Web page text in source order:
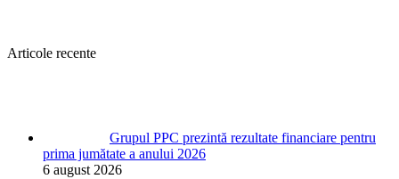
Articole recente
Grupul PPC prezintă rezultate financiare pentru
prima jumătate a anului 2026
6 august 2026